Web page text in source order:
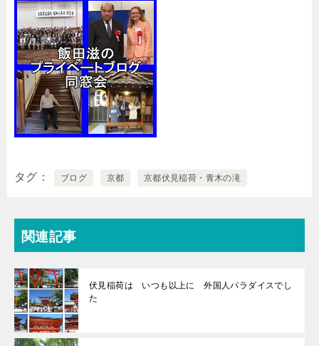
タグ ブログ 京都 京都伏見稲荷・青木の滝
関連記事
伏見稲荷は いつも以上に 外国人パラダイスでし
た